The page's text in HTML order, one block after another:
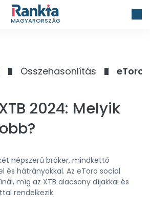
MAGYARORSZÁG
Összehasonlítás eToro
2024: Melyik
népszerű bróker, mindkettő
és hátrányokkal. Az eToro social
míg az XTB alacsony díjakkal és
rendelkezik.